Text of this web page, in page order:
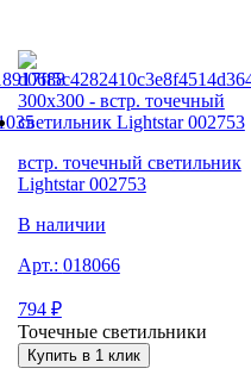
встр. точечный светильник
Lightstar 002753
В наличии
Арт.: 018066
794 ₽
Точечные светильники
Купить в 1 клик